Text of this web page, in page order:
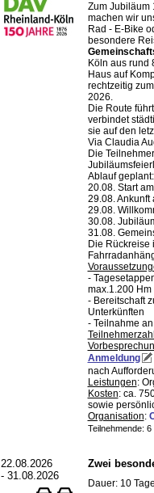
Zum Jubiläum
machen wir
Rad - E-Bike
besondere
Köln aus rund
Haus auf
rechtzeitig
2026.
Die Route
verbindet
sie auf den
Via Claudia
Die
Ablauf geplant:
20.08. Start
29.08. Ankunft
29.08.
30.08.
31.08.
Die Rückreise
-
max.1.200 Hm
- Bereitschaft
Unterkünften
- Teilnahme
Anmeldung
nach
Leistungen:
Kosten: ca.
sowie
Organisation:
Teilnehmende:
22.08.2026
- 31.08.2026
Zwei
Dauer: 10